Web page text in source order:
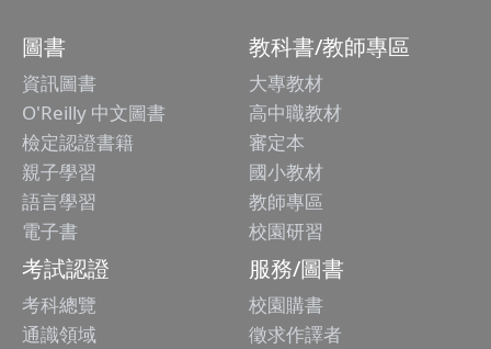
圖書
資訊圖書
O'Reilly 中文圖書
檢定認證書籍
親子學習
語言學習
電子書
教科書/教師專區
大專教材
高中職教材
審定本
國小教材
教師專區
校園研習
考試認證
考科總覽
通識領域
服務/圖書
校園購書
徵求作譯者